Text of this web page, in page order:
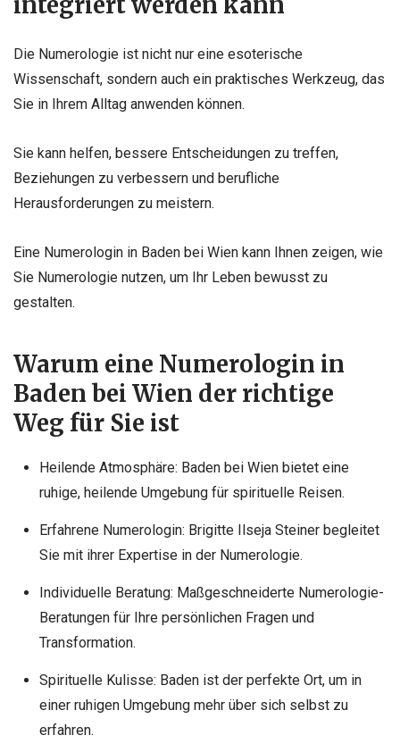
Die Numerologie ist nicht nur eine esoterische
Wissenschaft, sondern auch ein praktisches Werkzeug, das
Sie in Ihrem Alltag anwenden können.
Sie kann helfen, bessere Entscheidungen zu treffen,
Beziehungen zu verbessern und berufliche
Herausforderungen zu meistern.
Eine Numerologin in Baden bei Wien kann Ihnen zeigen, wie
Sie Numerologie nutzen, um Ihr Leben bewusst zu
gestalten.
Warum eine Numerologin in
Baden bei Wien der richtige
Weg für Sie ist
Heilende Atmosphäre: Baden bei Wien bietet eine
ruhige, heilende Umgebung für spirituelle Reisen.
Erfahrene Numerologin: Brigitte Ilseja Steiner begleitet
Sie mit ihrer Expertise in der Numerologie.
Individuelle Beratung: Maßgeschneiderte Numerologie-
Beratungen für Ihre persönlichen Fragen und
Transformation.
Spirituelle Kulisse: Baden ist der perfekte Ort, um in
einer ruhigen Umgebung mehr über sich selbst zu
erfahren.